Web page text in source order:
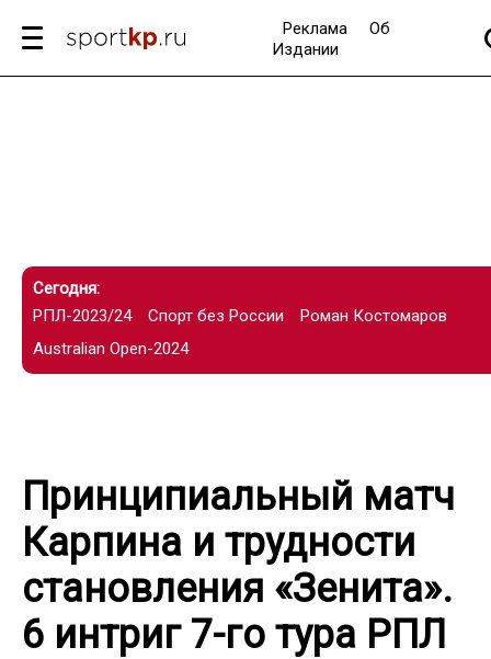
Реклама
Об
Издании
Сегодня:
РПЛ-2023/24
Спорт без России
Роман Костомаров
Australian Open-2024
Принципиальный матч
Карпина и трудности
становления «Зенита».
6 интриг 7-го тура РПЛ